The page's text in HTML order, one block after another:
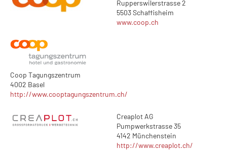
Rupperswilerstrasse 2
5503 Schaffisheim
www.coop.ch
Coop Tagungszentrum
4002 Basel
http://www.cooptagungszentrum.ch/
Creaplot AG
Pumpwerkstrasse 35
4142 Münchenstein
http://www.creaplot.ch/